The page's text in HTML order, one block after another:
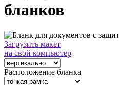
бланков
Загрузить макет
на свой компьютер
Расположение бланка